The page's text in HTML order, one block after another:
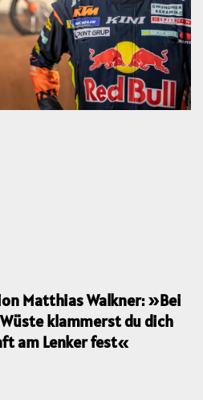
Matthias Walkner: »Bei
klammerst du dich
am Lenker fest«